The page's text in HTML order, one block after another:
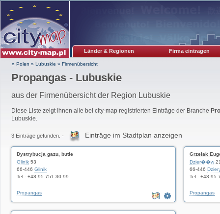
Länder & Regionen Firma eintragen
» Polen » Lubuskie » Firmenübersicht
Propangas - Lubuskie
aus der Firmenübersicht der Region Lubuskie
Diese Liste zeigt Ihnen alle bei city-map registrierten Einträge der Branche
Lubuskie.
3 Einträge gefunden. - Einträge im Stadtplan anzeigen
Dystrybucja gazu, butle
Glinik 53
66-446 Glinik
Tel.: +48 95 751 30 99
Propangas
Grzelak
Dzier��w
66-446
Tel.: +48 95
Propangas